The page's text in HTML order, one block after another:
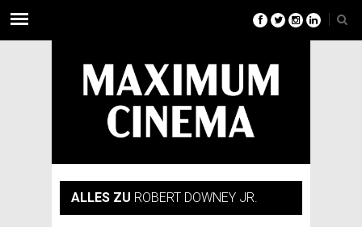
ALLES ZU ROBERT DOWNEY JR.